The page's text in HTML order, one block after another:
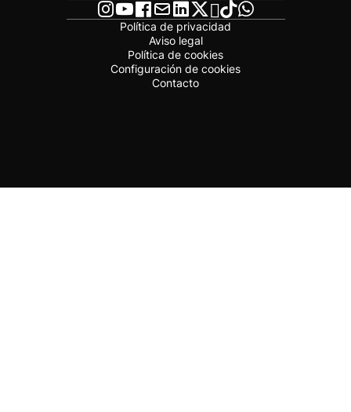
Política de privacidad
Aviso legal
Política de cookies
Configuración de cookies
Contacto